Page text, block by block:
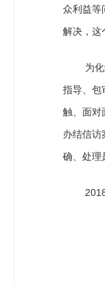
众利益等
解决，这
为化解
指导、包
触、面对
办结信访
确、处理
2018年